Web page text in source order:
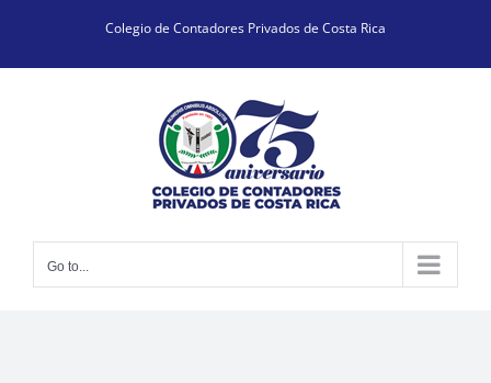
content
Colegio de Contadores Privados de Costa Rica
Go to...